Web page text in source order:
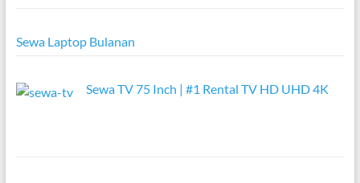
Sewa Laptop Bulanan
Sewa TV 75 Inch | #1 Rental TV HD UHD 4K